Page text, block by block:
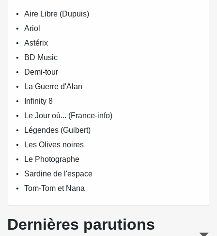
Aire Libre (Dupuis)
Ariol
Astérix
BD Music
Demi-tour
La Guerre d'Alan
Infinity 8
Le Jour où... (France-info)
Légendes (Guibert)
Les Olives noires
Le Photographe
Sardine de l'espace
Tom-Tom et Nana
Dernières parutions